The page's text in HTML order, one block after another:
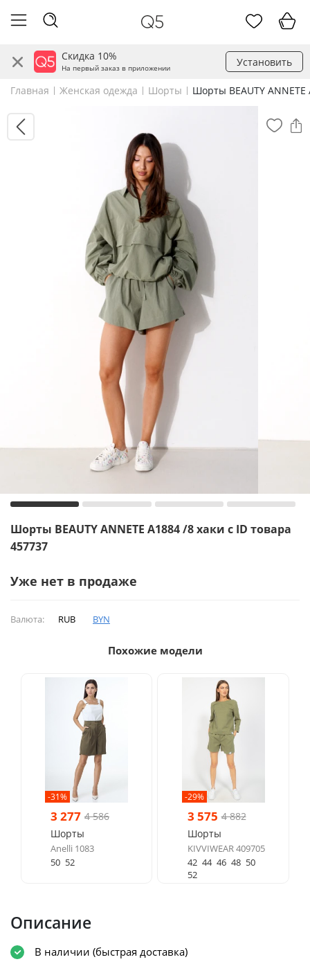
Скидка 10%
На первый заказ в приложении Установить
Главная Женская одежда Шорты Шорты BEAUTY ANNETE
Шорты BEAUTY ANNETE A1884 /8 хаки с ID товара
457737
Уже нет в продаже
Валюта: RUB BYN
Похожие модели
-31%
3 277 4 586
Шорты
Anelli 1083
50 52
-29%
3 575 4 882
Шорты
KIVVIWEAR 409705
42 44 46 48 50
52
Описание
В наличии (быстрая доставка)